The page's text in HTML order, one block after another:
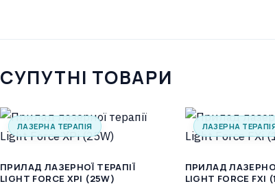
СУПУТНІ ТОВАРИ
ЛАЗЕРНА ТЕРАПІЯ
ПРИЛАД ЛАЗЕРНОЇ ТЕРАПІЇ
LIGHT FORCE XPI (25W)
ЛАЗЕРНА
ПРИЛАД
LIGHT FORCE FXI